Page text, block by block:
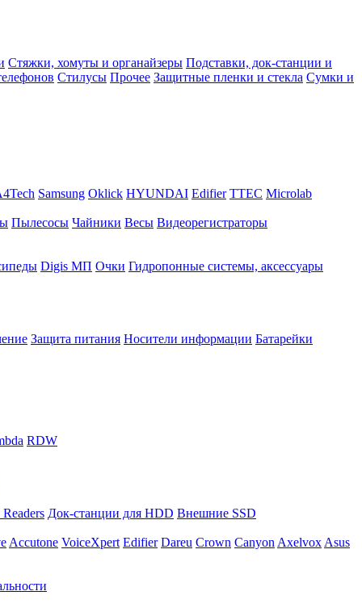
Стяжки, хомуты и органайзеры Подставки, док-станции и
Стилусы Прочее Защитные пленки и стекла Сумки и
Samsung Oklick HYUNDAI Edifier TTEC Microlab
Пылесосы Чайники Весы Видеорегистраторы
Digis МП Очки Гидропонные системы, аксессуары
Защита питания Носители информации Батарейки
RDW
Док-станции для HDD Внешние SSD
Accutone VoiceXpert Edifier Dareu Crown Canyon Axelvox Asus